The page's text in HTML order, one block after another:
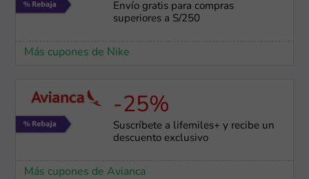
Envío gratis para compras
superiores a S/250
Más cupones de Nike
-25%
Suscríbete a lifemiles+ y recibe un
descuento exclusivo
Más cupones de Avianca